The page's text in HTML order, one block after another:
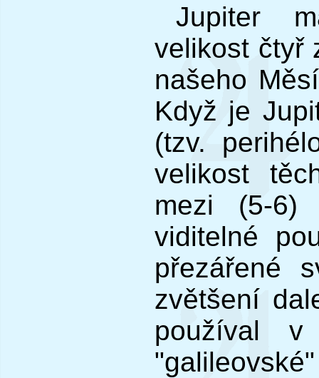
Jupiter
velikost čtyř
našeho
Když je
(tzv.
velikost
mezi (5-
viditelné
přezářené
zvětšení
používal